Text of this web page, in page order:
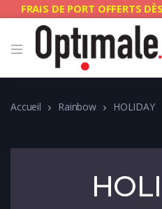
FRAIS DE PORT OFFERTS
Accueil Rainbow HOLIDAY